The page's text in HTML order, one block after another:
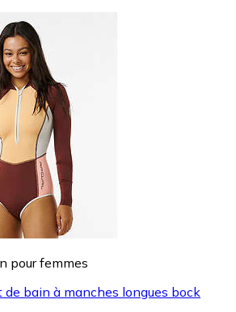
pour femmes
de bain à manches longues bock